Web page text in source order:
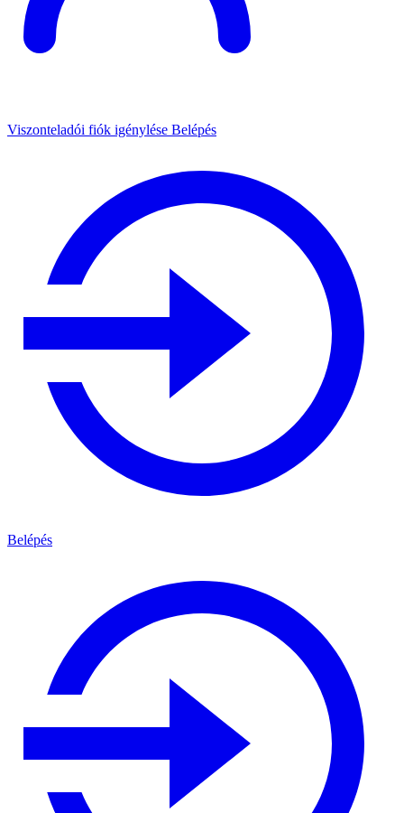
Viszonteladói fiók igénylése Belépés
Belépés